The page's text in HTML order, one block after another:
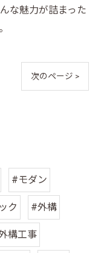
な魅力が詰まった
次のページ >
#モダン
ク #外構
構工事